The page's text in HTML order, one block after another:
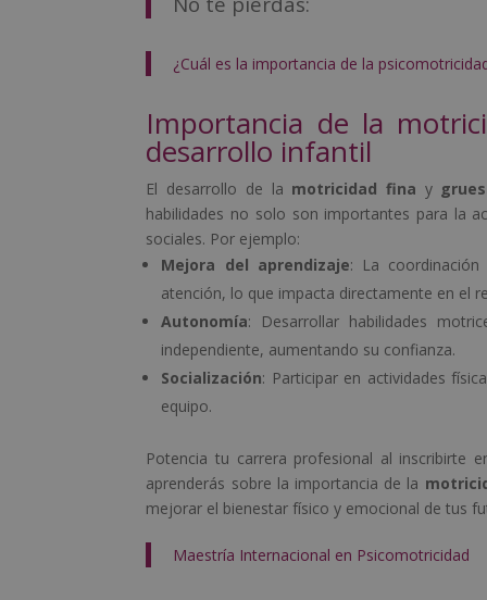
¿Cuál es la importancia de la
Importancia de la
desarrollo infantil
El desarrollo de la motricidad fina y
habilidades no solo son importantes para la
sociales. Por ejemplo:
Mejora del aprendizaje: La
atención, lo que impacta directamente en el
Autonomía: Desarrollar habilidades
independiente, aumentando su confianza.
Socialización: Participar en actividades
equipo.
Potencia tu carrera profesional al inscribirte
aprenderás sobre la importancia de la
mejorar el bienestar físico y emocional de tus
Maestría Internacional en Psicomotricidad